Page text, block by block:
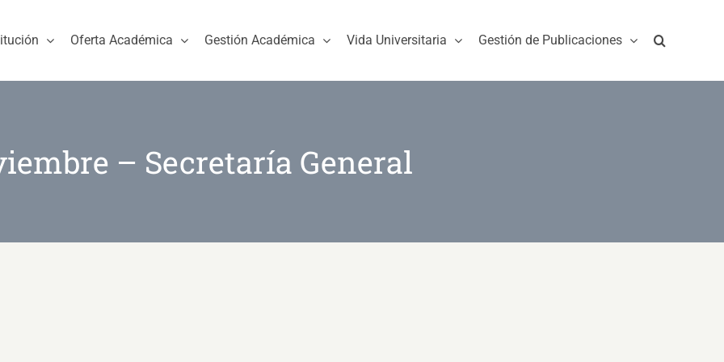
Oferta Académica Gestión Académica Vida Universitaria Gestión de Publicaciones
– Secretaría General